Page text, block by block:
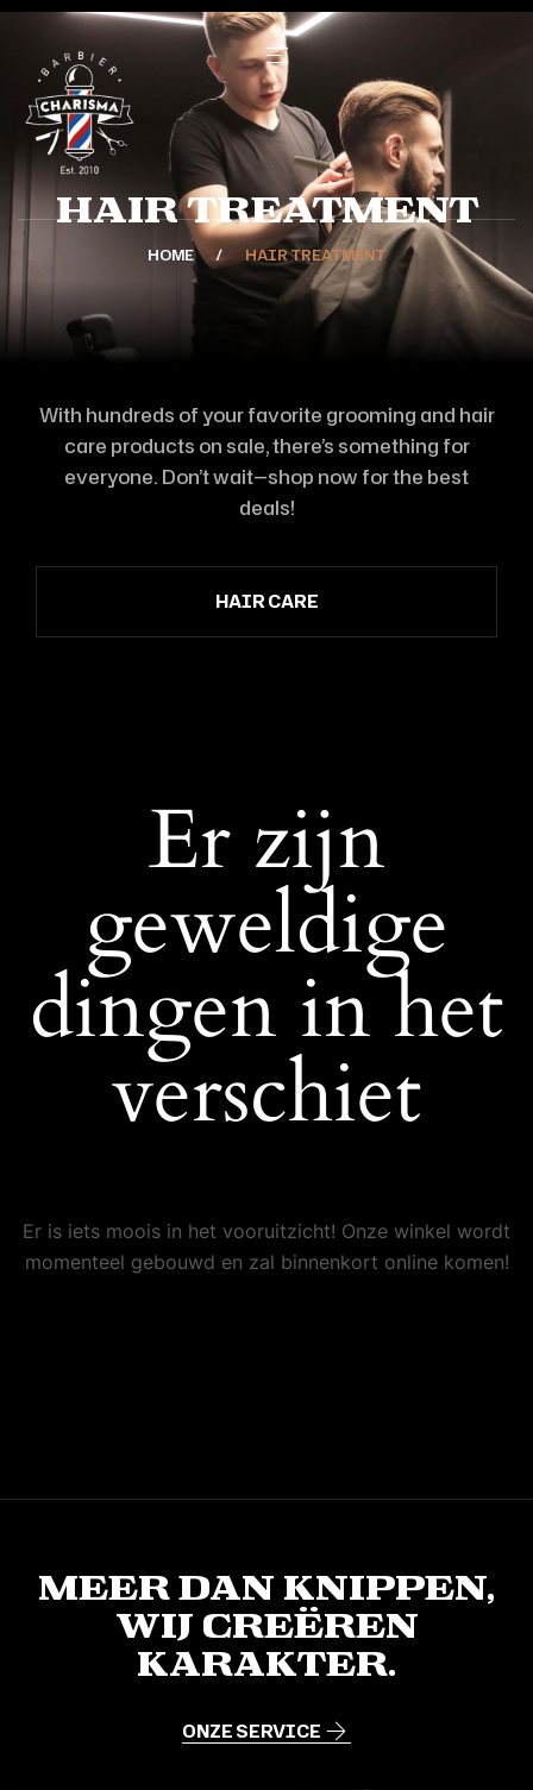
Hair Treatment
HOME HAIR TREATMENT
With hundreds of your favorite grooming and hair
care products on sale, there’s something for
everyone. Don’t wait—shop now for the best
deals!
HAIR CARE
Er zijn
geweldige
dingen in het
verschiet
Er is iets moois in het vooruitzicht! Onze winkel wordt
momenteel gebouwd en zal binnenkort online komen!
Meer dan knippen,
Wij creëren
karakter.
ONZE SERVICE